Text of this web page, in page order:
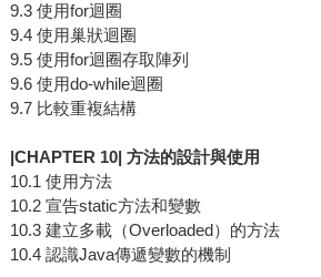
9.3 使用for迴圈
9.4 使用巢狀迴圈
9.5 使用for迴圈存取陣列
9.6 使用do-while迴圈
9.7 比較重複結構
|CHAPTER 10| 方法的設計與使用
10.1 使用方法
10.2 宣告static方法和變數
10.3 建立多載（Overloaded）的方法
10.4 認識Java傳遞變數的機制